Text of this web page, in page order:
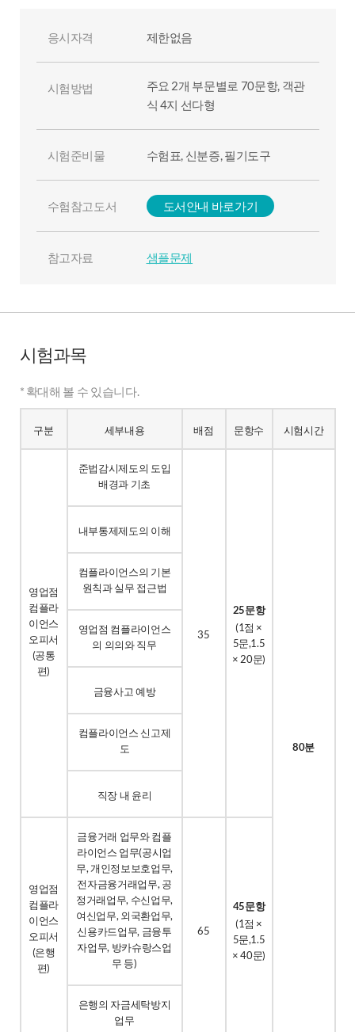
응시자격 제한없음
시험방법
주요 2개 부문별로 70문항, 객관
식 4지 선다형
시험준비물 수험표, 신분증, 필기도구
수험참고도서 도서안내 바로가기
참고자료 샘플문제
시험과목
* 확대해 볼 수 있습니다.
구분 세부내용 배점 문항수 시험시간
영업점
컴플라
이언스
오피서
(공통
편)
준법감시제도의 도입
배경과 기초
35
25문항
(1점 ×
5문,1.5
× 20문)
80분
내부통제제도의 이해
컴플라이언스의 기본
원칙과 실무 접근법
영업점 컴플라이언스
의 의의와 직무
금융사고 예방
컴플라이언스 신고제
도
직장 내 윤리
영업점
컴플라
이언스
오피서
(은행
편)
금융거래 업무와 컴플
라이언스 업무(공시업
무, 개인정보보호업무,
전자금융거래업무, 공
정거래업무, 수신업무,
여신업무, 외국환업무,
신용카드업무, 금융투
자업무, 방카슈랑스업
무 등)
65
45문항
(1점 ×
5문,1.5
× 40문)
은행의 자금세탁방지
업무